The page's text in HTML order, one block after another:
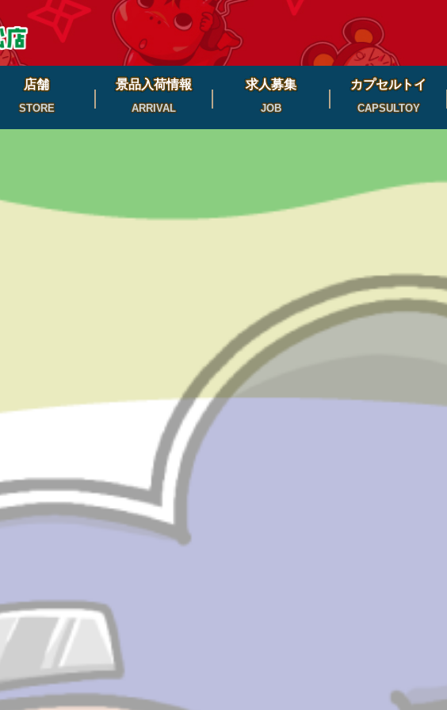
店舗
STORE
景品入荷情報
ARRIVAL
求人募集
JOB
カプセルトイ
CAPSULTOY